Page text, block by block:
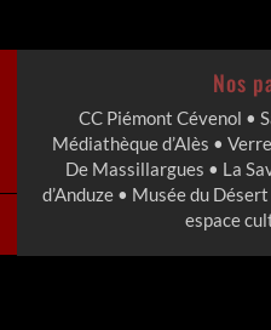
Nos
CC Piémont Cévenol •
Médiathèque d’Alès •
De Massillargues • La
d’Anduze • Musée du
espace